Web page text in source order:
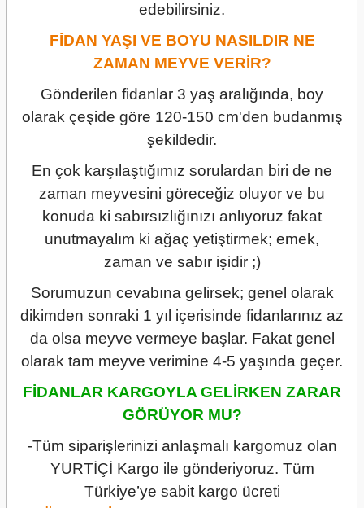
edebilirsiniz.
FİDAN YAŞI VE BOYU NASILDIR NE
ZAMAN MEYVE VERİR?
Gönderilen fidanlar 3 yaş aralığında, boy
olarak çeşide göre 120-150 cm'den budanmış
şekildedir.
En çok karşılaştığımız sorulardan biri de ne
zaman meyvesini göreceğiz oluyor ve bu
konuda ki sabırsızlığınızı anlıyoruz fakat
unutmayalım ki ağaç yetiştirmek; emek,
zaman ve sabır işidir ;)
Sorumuzun cevabına gelirsek; genel olarak
dikimden sonraki 1 yıl içerisinde fidanlarınız az
da olsa meyve vermeye başlar. Fakat genel
olarak tam meyve verimine 4-5 yaşında geçer.
FİDANLAR KARGOYLA GELİRKEN ZARAR
GÖRÜYOR MU?
-Tüm siparişlerinizi anlaşmalı kargomuz olan
YURTİÇİ Kargo ile gönderiyoruz. Tüm
Türkiye’ye sabit kargo ücreti